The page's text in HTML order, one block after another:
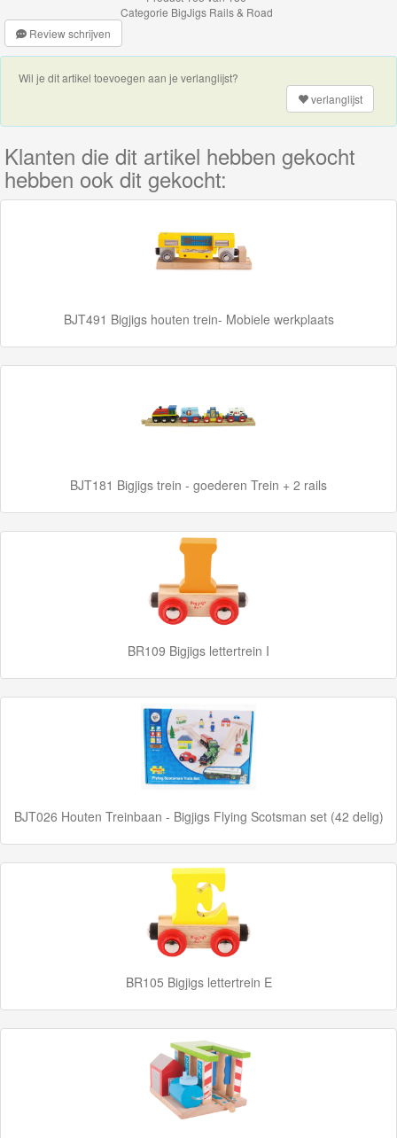
Fire
&
Rescue
farm
collectie
Road
collectie
World
Trackmaster
Along
Thomas
Adventures
Categorie BigJigs Rails & Road
Review schrijven
Wil je dit artikel toevoegen aan je verlanglijst?
verlanglijst
Klanten die dit artikel hebben gekocht
hebben ook dit gekocht:
BJT491 Bigjigs houten trein- Mobiele werkplaats
BJT181 Bigjigs trein - goederen Trein + 2 rails
BR109 Bigjigs lettertrein I
BJT026 Houten Treinbaan - Bigjigs Flying Scotsman set (42 delig)
BR105 Bigjigs lettertrein E